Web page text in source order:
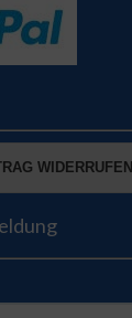
WIDERRUFEN